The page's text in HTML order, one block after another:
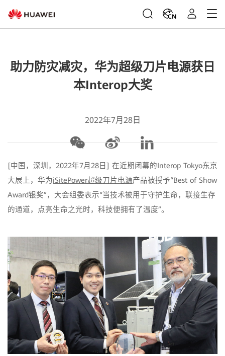
CN
​助力防灾减灾，华为超级刀片电源获日
本Interop大奖
2022年7月28日
[中国，深圳，2022年7月28日] 在近期闭幕的Interop Tokyo东京
大展上，华为iSitePower超级刀片电源产品被授予“Best of Show
Award银奖”，大会组委表示“当技术被用于守护生命，联接生存
的通道，点亮生命之光时，科技便拥有了温度”。